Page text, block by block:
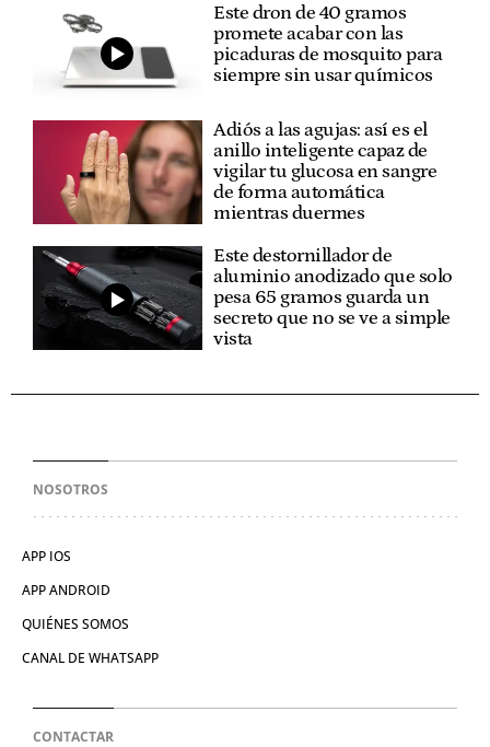
Este dron de 40 gramos
promete acabar con las
picaduras de mosquito para
siempre sin usar químicos
Adiós a las agujas: así es el
anillo inteligente capaz de
vigilar tu glucosa en sangre
de forma automática
mientras duermes
Este destornillador de
aluminio anodizado que solo
pesa 65 gramos guarda un
secreto que no se ve a simple
vista
NOSOTROS
APP IOS
APP ANDROID
QUIÉNES SOMOS
CANAL DE WHATSAPP
CONTACTAR